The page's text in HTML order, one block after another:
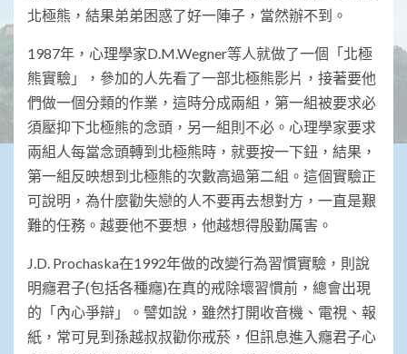
北極熊，結果弟弟困惑了好一陣子，當然辦不到。
1987年，心理學家D.M.Wegner等人就做了一個「北極
熊實驗」，參加的人先看了一部北極熊影片，接著要他
們做一個分類的作業，這時分成兩組，第一組被要求必
須壓抑下北極熊的念頭，另一組則不必。心理學家要求
兩組人每當念頭轉到北極熊時，就要按一下鈕，結果，
第一組反映想到北極熊的次數高過第二組。這個實驗正
可說明，為什麼勸失戀的人不要再去想對方，一直是艱
難的任務。越要他不要想，他越想得殷勤厲害。
J.D. Prochaska在1992年做的改變行為習慣實驗，則說
明癮君子(包括各種癮)在真的戒除壞習慣前，總會出現
的「內心爭辯」。譬如說，雖然打開收音機、電視、報
紙，常可見到孫越叔叔勸你戒菸，但訊息進入癮君子心